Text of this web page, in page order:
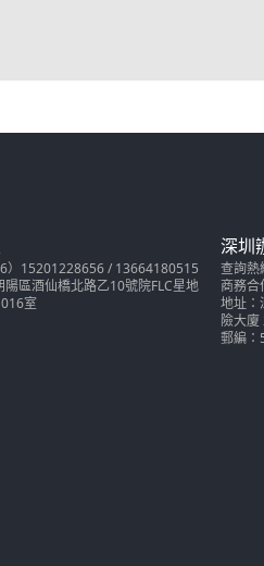
）15201228656 / 13664180515
區酒仙橋北路乙10號院FLC星地
室
深圳
查詢
商務
地址：
險大
郵編